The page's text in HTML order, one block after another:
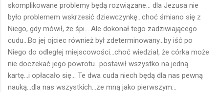
skomplikowane problemy będą rozwiązane... dla Jezusa nie
było problemem wskrzesić dziewczynkę...choć śmiano się z
Niego, gdy mówił, że śpi... Ale dokonał tego zadziwiającego
cudu...Bo jej ojciec również był zdeterminowany...by iść po
Niego do odległej miejscowości...choć wiedział, że córka może
nie doczekać jego powrotu...postawił wszystko na jedną
kartę...i opłacało się... Te dwa cuda niech będą dla nas pewną
nauką...dla nas wszystkich...ze mną jako pierwszym...